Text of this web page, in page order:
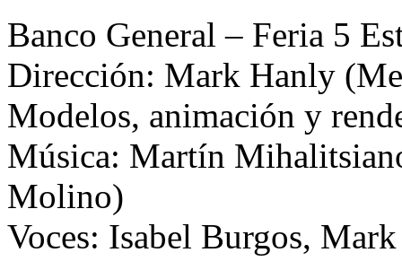
Banco General – Feria 5
Dirección: Mark Hanly
Modelos, animación y
Música: Martín
Molino)
Voces: Isabel Burgos,